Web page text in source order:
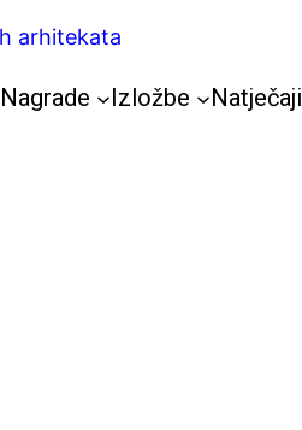
Nagrade Izložbe Natječaji